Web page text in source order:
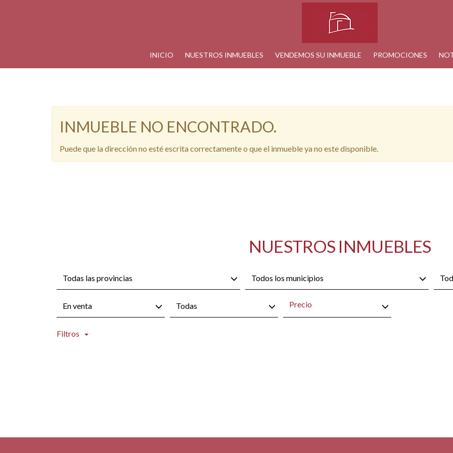
INICIO NUESTROS INMUEBLES VENDEMOS SU INMUEBLE PROMOCIONES
INMUEBLE NO ENCONTRADO.
Puede que la dirección no esté escrita correctamente o que el inmueble ya no este disponible.
NUESTROS INMUEBLES
Todas las provincias Todos los municipios
En venta Todas Precio
Filtros